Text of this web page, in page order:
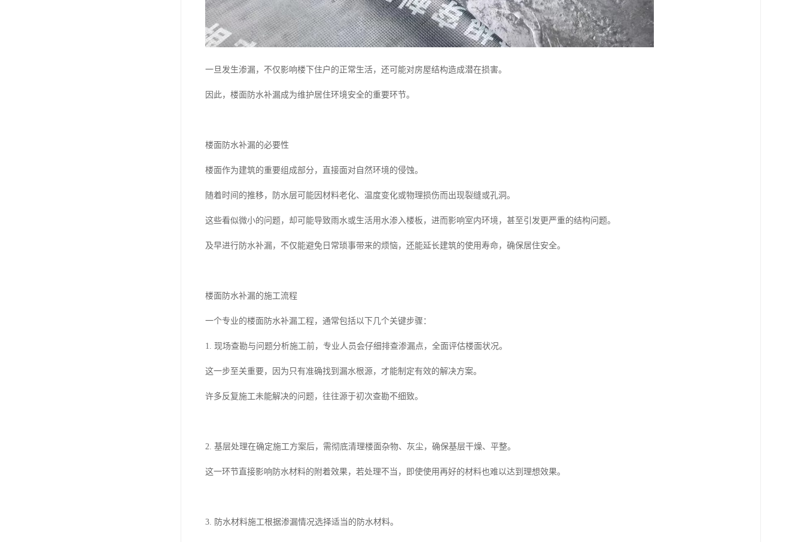
一旦发生渗漏，不仅影响楼下住户的正常生活，还可能对房屋结构造成潜在损害。
因此，楼面防水补漏成为维护居住环境安全的重要环节。
楼面防水补漏的必要性
楼面作为建筑的重要组成部分，直接面对自然环境的侵蚀。
随着时间的推移，防水层可能因材料老化、温度变化或物理损伤而出现裂缝或孔洞。
这些看似微小的问题，却可能导致雨水或生活用水渗入楼板，进而影响室内环境，甚至引发更严重的结构问题。
及早进行防水补漏，不仅能避免日常琐事带来的烦恼，还能延长建筑的使用寿命，确保居住安全。
楼面防水补漏的施工流程
一个专业的楼面防水补漏工程，通常包括以下几个关键步骤：
1. 现场查勘与问题分析施工前，专业人员会仔细排查渗漏点，全面评估楼面状况。
这一步至关重要，因为只有准确找到漏水根源，才能制定有效的解决方案。
许多反复施工未能解决的问题，往往源于初次查勘不细致。
2. 基层处理在确定施工方案后，需彻底清理楼面杂物、灰尘，确保基层干燥、平整。
这一环节直接影响防水材料的附着效果，若处理不当，即使使用再好的材料也难以达到理想效果。
3. 防水材料施工根据渗漏情况选择适当的防水材料。